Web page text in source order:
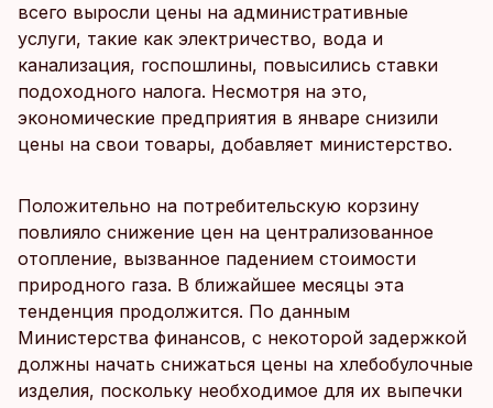
всего выросли цены на административные
услуги, такие как электричество, вода и
канализация, госпошлины, повысились ставки
подоходного налога. Несмотря на это,
экономические предприятия в январе снизили
цены на свои товары, добавляет министерство.
Положительно на потребительскую корзину
повлияло снижение цен на централизованное
отопление, вызванное падением стоимости
природного газа. В ближайшее месяцы эта
тенденция продолжится. По данным
Министерства финансов, с некоторой задержкой
должны начать снижаться цены на хлебобулочные
изделия, поскольку необходимое для их выпечки